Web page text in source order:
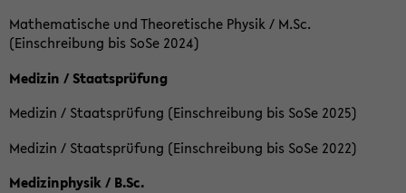
Mathematische und Theoretische Physik / M.Sc.
(Einschreibung bis SoSe 2024)
Medizin / Staatsprüfung
Medizin / Staatsprüfung (Einschreibung bis SoSe 2025)
Medizin / Staatsprüfung (Einschreibung bis SoSe 2022)
Medizinphysik / B.Sc.